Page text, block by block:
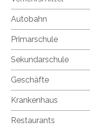
Autobahn
Primarschule
Sekundarschule
Geschäfte
Krankenhaus
Restaurants